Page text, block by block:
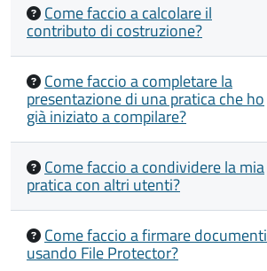
Come faccio a calcolare il
contributo di costruzione?
Come faccio a completare la
presentazione di una pratica che ho
già iniziato a compilare?
Come faccio a condividere la mia
pratica con altri utenti?
Come faccio a firmare documenti
usando File Protector?